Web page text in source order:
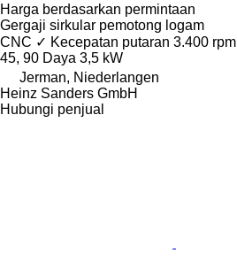
Harga berdasarkan permintaan
Gergaji sirkular pemotong logam
CNC ✓ Kecepatan putaran 3.400 rpm
45, 90 Daya 3,5 kW
Jerman, Niederlangen
Heinz Sanders GmbH
Hubungi penjual